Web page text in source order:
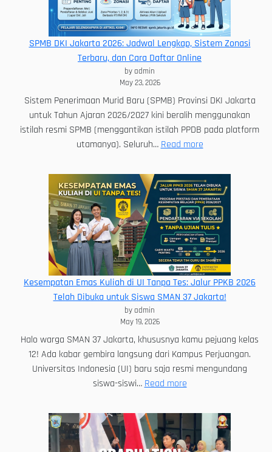
untuk
Jenjang
SD,
SMP,
SMA,
dan
SMK
SPMB DKI Jakarta 2026: Jadwal Lengkap, Sistem Zonasi
Terbaru, dan Cara Daftar Online
by admin
May 23, 2026
Sistem Penerimaan Murid Baru (SPMB) Provinsi DKI Jakarta
untuk Tahun Ajaran 2026/2027 kini beralih menggunakan
istilah resmi SPMB (menggantikan istilah PPDB pada platform
utamanya). Seluruh… Read more:
DKI
Jakarta
2026:
Jadwal
Lengkap,
Sistem
Zonasi
Terbaru,
dan
Cara
Online
Kesempatan Emas Kuliah di UI Tanpa Tes: Jalur PPKB 2026
Telah Dibuka untuk Siswa SMAN 37 Jakarta!
by admin
May 19, 2026
Halo warga SMAN 37 Jakarta, khususnya kamu pejuang kelas
12! Ada kabar gembira langsung dari Kampus Perjuangan.
Universitas Indonesia (UI) baru saja resmi mengundang
siswa-siswi… Read more:
Emas
Kuliah
di